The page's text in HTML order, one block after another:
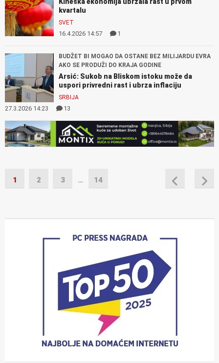
kvartalu
SVET
16.4.2026 14:57 1
BUDŽET BI MOGAO DA OSTANE BEZ MILIJARDU EVRA
AKO SE PRODUŽI DO KRAJA GODINE
Arsić: Sukob na Bliskom istoku može da
uspori privredni rast i ubrza inflaciju
SRBIJA
27.3.2026 14:23 13
1 2 3 … 14